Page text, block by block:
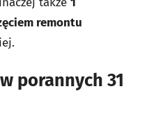
remontu
porannych 31